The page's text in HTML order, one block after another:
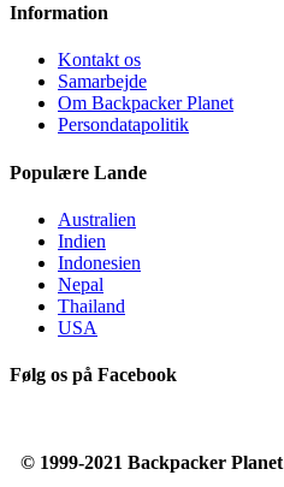
Information
Kontakt os
Samarbejde
Om Backpacker Planet
Persondatapolitik
Populære Lande
Australien
Indien
Indonesien
Nepal
Thailand
USA
Følg os på Facebook
© 1999-2021 Backpacker Planet